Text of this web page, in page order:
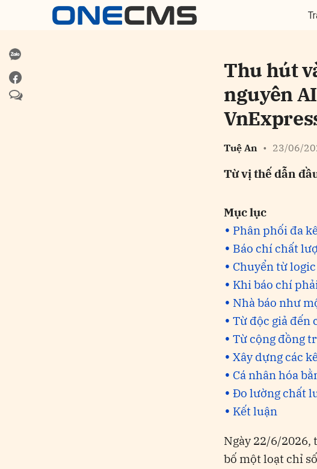
Thu hút
nguyên
Tuệ An • 23/06/
Từ vị thế dẫn
Mục lục
Phân phối đa
Báo chí chất
Chuyển từ
Khi báo chí
Nhà báo như
Từ độc giả đến
Từ cộng đồng
Xây dựng các
Cá nhân hóa
Đo lường chất
Kết luận
Ngày 22/6/2026,
bố một loạt chỉ